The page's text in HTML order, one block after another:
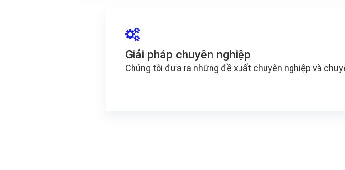
Giải pháp chuyên nghiệp
Chúng tôi đưa ra những đề xuất chuyên nghiệp và